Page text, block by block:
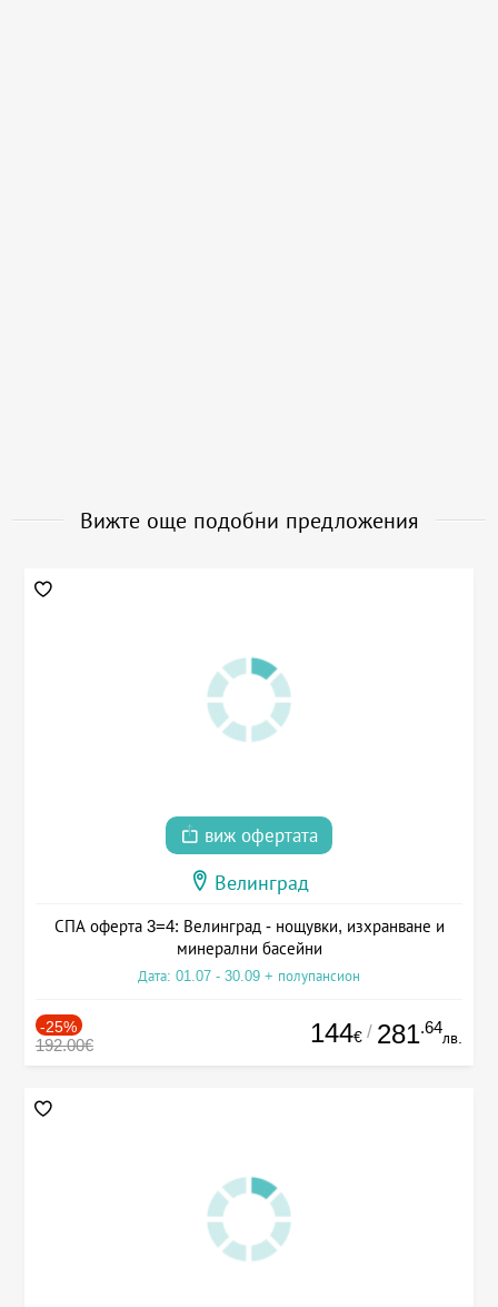
Вижте още подобни предложения
виж офертата
Велинград
СПА оферта 3=4: Велинград - нощувки, изхранване и
минерални басейни
Дата: 01.07 - 30.09 + полупансион
-25%
192.00€ 144€ / 281.64
лв.